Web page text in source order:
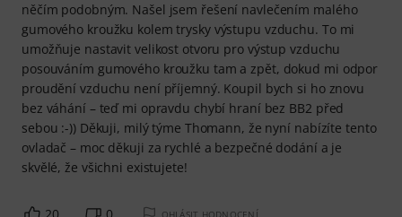
něčím podobným. Našel jsem řešení navlečením malého
gumového kroužku kolem trysky výstupu vzduchu. To mi
umožňuje nastavit velikost otvoru pro výstup vzduchu
posouváním gumového kroužku tam a zpět, dokud mi odpor
proudění vzduchu není příjemný. Koupil bych si ho znovu
bez váhání – teď mi opravdu chybí hraní bez BB2 před
sebou :-)) Děkuji, milý týme Thomann, že nyní nabízíte tento
ovladač – moc děkuji za rychlé a bezpečné dodání a je
skvělé, že všichni existujete!
20 0 OHLÁSIT HODNOCENÍ